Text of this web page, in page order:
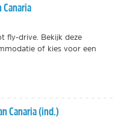
Canaria
fly-drive. Bekijk deze
of kies voor een
Canaria (ind.)